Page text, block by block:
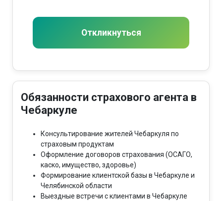
Откликнуться
Обязанности страхового агента в
Чебаркуле
Консультирование жителей Чебаркуля по
страховым продуктам
Оформление договоров страхования (ОСАГО,
каско, имущество, здоровье)
Формирование клиентской базы в Чебаркуле и
Челябинской области
Выездные встречи с клиентами в Чебаркуле